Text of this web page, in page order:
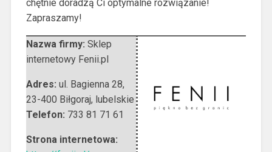
chętnie doradzą Ci optymalne rozwiązanie!
Zapraszamy!
Nazwa firmy: Sklep
internetowy Fenii.pl
Adres: ul. Bagienna 28,
23-400 Biłgoraj, lubelskie
Telefon: 733 81 71 61
Strona internetowa: